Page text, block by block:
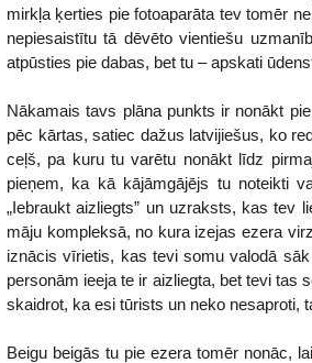
mirkļa ķerties pie fotoaparāta tev tomēr
nepiesaistītu tā dēvēto vientiešu
atpūsties pie dabas, bet tu – apskati
Nākamais tavs plāna punkts ir nonākt
pēc kārtas, satiec dažus latvijiešus, ko
ceļš, pa kuru tu varētu nonākt līdz
pieņem, ka kā kājāmgājējs tu noteikti
„Iebraukt aizliegts” un uzraksts, kas tev
māju kompleksā, no kura izejas ezera
iznācis vīrietis, kas tevi somu valodā
personām ieeja te ir aizliegta, bet tevi tas
skaidrot, ka esi tūrists un neko nesaproti,
Beigu beigās tu pie ezera tomēr nonāc,